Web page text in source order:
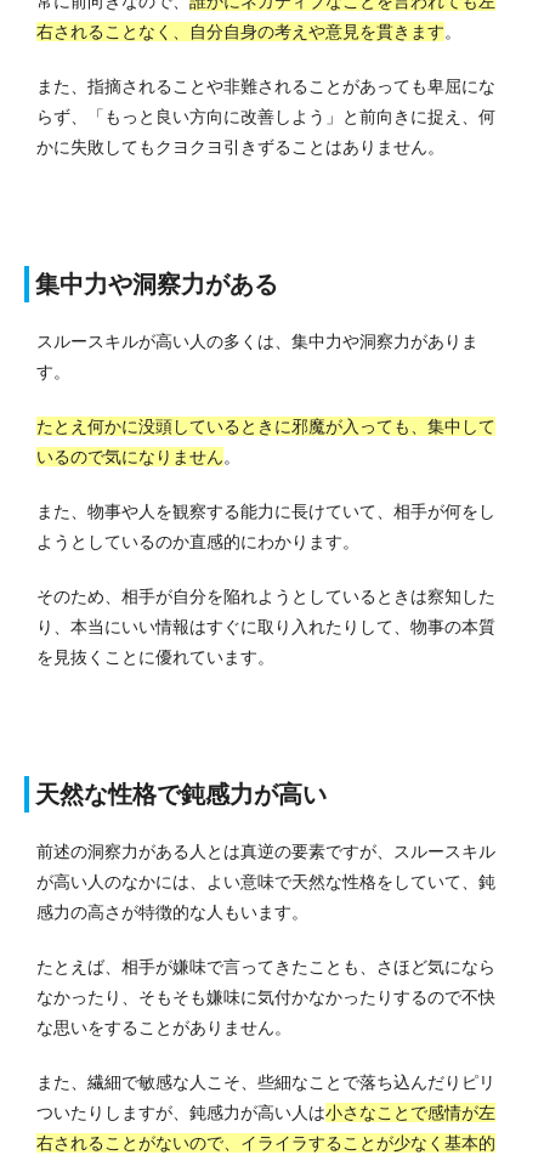
右されることなく、自分自身の考えや意見を貫きます。
また、指摘されることや非難されることがあっても卑屈にな
らず、「もっと良い方向に改善しよう」と前向きに捉え、何
かに失敗してもクヨクヨ引きずることはありません。
集中力や洞察力がある
スルースキルが高い人の多くは、集中力や洞察力がありま
す。
たとえ何かに没頭しているときに邪魔が入っても、集中して
いるので気になりません。
また、物事や人を観察する能力に長けていて、相手が何をし
ようとしているのか直感的にわかります。
そのため、相手が自分を陥れようとしているときは察知した
り、本当にいい情報はすぐに取り入れたりして、物事の本質
を見抜くことに優れています。
天然な性格で鈍感力が高い
前述の洞察力がある人とは真逆の要素ですが、スルースキル
が高い人のなかには、よい意味で天然な性格をしていて、鈍
感力の高さが特徴的な人もいます。
たとえば、相手が嫌味で言ってきたことも、さほど気になら
なかったり、そもそも嫌味に気付かなかったりするので不快
な思いをすることがありません。
また、繊細で敏感な人こそ、些細なことで落ち込んだりピリ
ついたりしますが、鈍感力が高い人は小さなことで感情が左
右されることがないので、イライラすることが少なく基本的